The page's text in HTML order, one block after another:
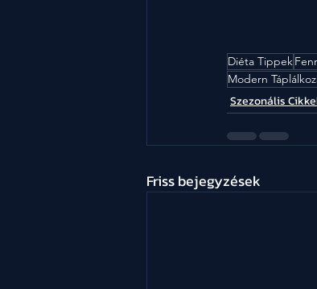
Diéta Tippek
Modern
Szezonális
Friss bejegyzések